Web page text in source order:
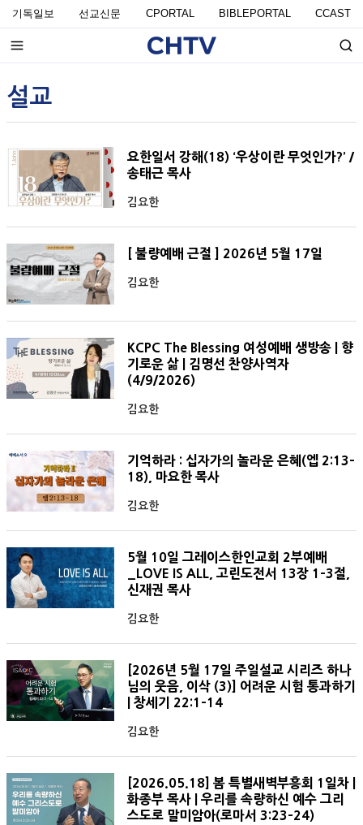
기독일보 선교신문 CPORTAL BIBLEPORTAL CCAST
설교
요한일서 강해(18) ‘우상이란 무엇인가?’ /
송태근 목사
김요한
[ 불량예배 근절 ] 2026년 5월 17일
김요한
KCPC The Blessing 여성예배 생방송 | 향
기로운 삶 | 김명선 찬양사역자
(4/9/2026)
김요한
기억하라 : 십자가의 놀라운 은혜(엡 2:13-
18), 마요한 목사
김요한
5월 10일 그레이스한인교회 2부예배
_LOVE IS ALL, 고린도전서 13장 1-3절,
신재권 목사
김요한
[2026년 5월 17일 주일설교 시리즈 하나
님의 웃음, 이삭 (3)] 어려운 시험 통과하기
| 창세기 22:1-14
김요한
[2026.05.18] 봄 특별새벽부흥회 1일차 |
화종부 목사 | 우리를 속량하신 예수 그리
스도로 말미암아(로마서 3:23-24)